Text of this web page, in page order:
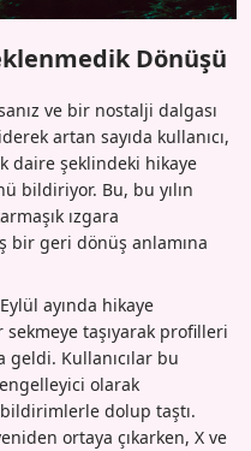
Dönüşü
ve bir nostalji dalgası
artan sayıda kullanıcı,
daire şeklindeki hikaye
bildiriyor. Bu, bu yılın
ızgara
bir geri dönüş anlamına
ayında hikaye
sekmeye taşıyarak profilleri
Kullanıcılar bu
engelleyici olarak
dolup taştı.
ortaya çıkarken, X ve